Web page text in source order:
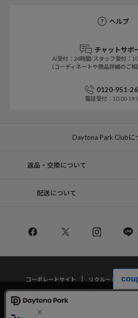
ヘルプ
チャットサポ
AI受付：24時間/スタッフ受付：
(コーディネートや商品詳細のご
0120-951-
電話受付：10:00-
Daytona Park Clubに
返品・交換について
配送について
コーポレートサイト リクルート
サ
プライバシーポリシー
特定商取引法
当サイトでは利用体験の向上およびコンテンツ
の分析を目的としてCookieを使用しています。